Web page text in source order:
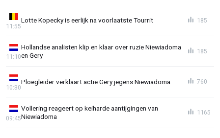
Lotte Kopecky is eerlijk na voorlaatste Tourrit
11:55
185
Hollandse analisten klip en klaar over ruzie Niewiadoma
en Gery
11:10
185
Ploegleider verklaart actie Gery jegens Niewiadoma
10:30
760
Vollering reageert op keiharde aantijgingen van
Niewiadoma
09:45
1165